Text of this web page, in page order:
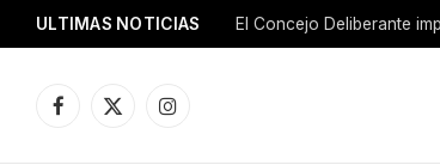
ULTIMAS NOTICIAS El Concejo Deliberante
Facebook
X
Instagram